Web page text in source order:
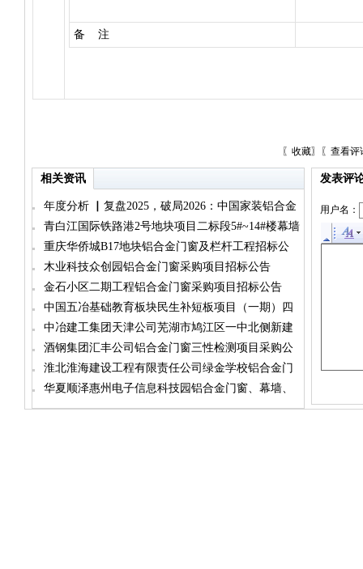
备 注
〖 收藏〗〖 查看评
相关资讯
年度分析 ▏复盘2025，破局2026：中国家装铝合金
门窗市场的生存考验与升级路径（铝门窗篇）
青白江国际铁路港2号地块项目二标段5#~14#楼幕墙
及铝合金门窗工程招标公告
重庆华侨城B17地块铝合金门窗及栏杆工程招标公
木业科技众创园铝合金门窗采购项目招标公告
金石小区二期工程铝合金门窗采购项目招标公告
中国五冶基础教育板块民生补短板项目（一期）四
标段铝合金门窗工程
中冶建工集团天津公司芜湖市鸠江区一中北侧新建
安置房工程一期项目铝合金门窗材料招标
酒钢集团汇丰公司铝合金门窗三性检测项目采购公
淮北淮海建设工程有限责任公司绿金学校铝合金门
窗采购与安装招标公告
华夏顺泽惠州电子信息科技园铝合金门窗、幕墙、
百叶工程招标前信息公示
发表评
用户名：